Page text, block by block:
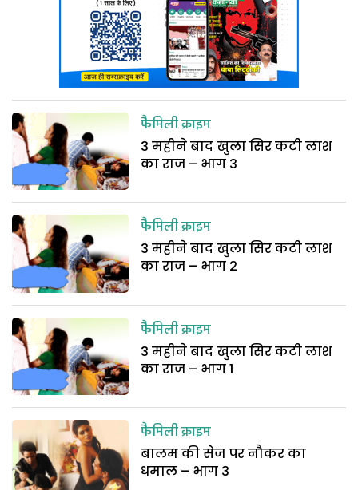
फैमिली क्राइम
3 महीने बाद खुला सिर कटी लाश
का राज – भाग 3
फैमिली क्राइम
3 महीने बाद खुला सिर कटी लाश
का राज – भाग 2
फैमिली क्राइम
3 महीने बाद खुला सिर कटी लाश
का राज – भाग 1
फैमिली क्राइम
बालम की सेज पर नौकर का
धमाल – भाग 3